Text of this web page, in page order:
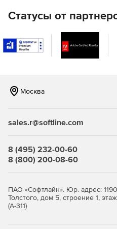
JaCarta WebPass
на борту» для
пользователей при
информационным
JaCarta U2F – строгая
Статусы от
Москва
sales.r@softline.com
8 (495) 232-00-60
8 (800) 200-08-60
ПАО «Софтлайн». Юр. адрес:
Толстого, дом 5, строение 1,
(А-311)